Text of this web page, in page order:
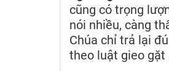
cũng có trọng
nói nhiều, càng
Chúa chỉ trả lại
theo luật gieo gặt